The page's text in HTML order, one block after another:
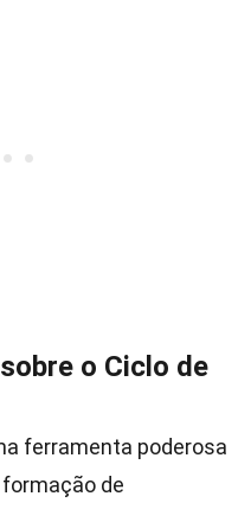
o Ciclo de
ferramenta poderosa
de